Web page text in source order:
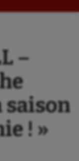
–
saison
! »